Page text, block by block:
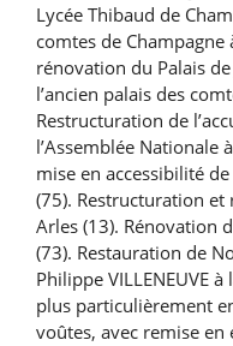
Lycée Thibaud de
comtes de
rénovation du Palais
l’ancien palais des
Restructuration de
l’Assemblée Nationale
mise en accessibilité
(75). Restructuration
Arles (13). Rénovation
(73). Restauration de
Philippe VILLENEUVE
plus particulièrement
voûtes, avec remise en